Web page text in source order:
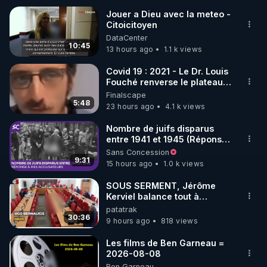
🌱 INSTAGRAM
https://www.instagram.com/rdlr_thierrycasasnovas/
http://rgnr.li/instagram
🌱 LA NEWSLETTER
Pour ne pas rater l’actualité RGNR (stages,
http://rgnr.li/news
🌱 VIDÉOS NON CENSURÉES SUR ODYSEE
Toutes les vidéos Youtube sont aussi sur la
http://rgnr.li/odysee
🌱 LES STAGES EN PRÉSENTIEL
10:45
Jouer a Dieu avec la meteo -
Citoicitoyen
DataCenter
13 hours ago
1.1 k views
5:48
Covid 19 : 2021 - Le Dr. Louis
Fouché renverse le plateau
de CNews !
Finalscape
23 hours ago
4.1 k views
9:31
Nombre de juifs disparus
entre 1941 et 1945 (Réponse
à mes accusateurs)
Sans Concession
15 hours ago
1.0 k views
30:36
SOUS SERMENT, Jérôme
Kerviel balance tout à
l'Assemblée !
patatrak
9 hours ago
818 views
Les films de Ben Garneau =
2026-08-08